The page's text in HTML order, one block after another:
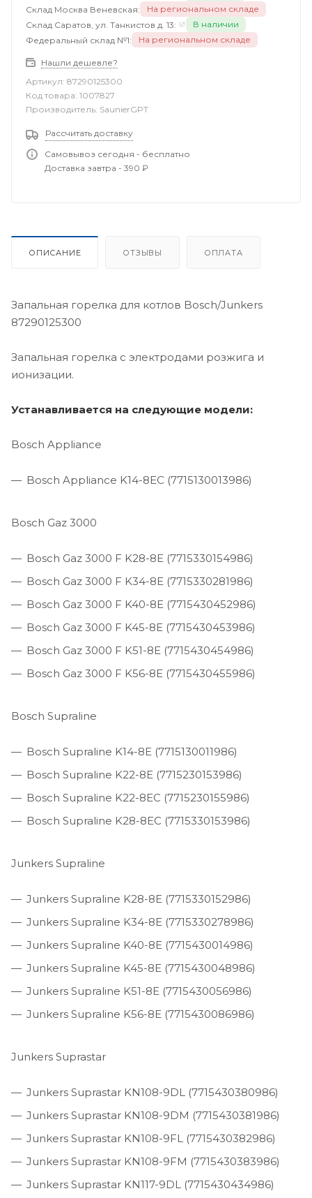
Склад Москва Веневская:
На региональном складе
Склад Саратов, ул. Танкистов д. 13:
В наличии
Федеральный склад №1:
На региональном складе
Нашли дешевле?
Артикул: 87290125300
Код товара: 1007827
Производитель: SaunierGPT
Рассчитать доставку
Самовывоз сегодня - бесплатно
Доставка завтра - 390 ₽
ОПИСАНИЕ ОТЗЫВЫ ОПЛАТА
Запальная горелка для котлов Bosch/Junkers
87290125300
Запальная горелка с электродами розжига и
ионизации.
Устанавливается на следующие модели:
Bosch Appliance
Bosch Appliance K14-8EC (7715130013986)
Bosch Gaz 3000
Bosch Gaz 3000 F K28-8E (7715330154986)
Bosch Gaz 3000 F K34-8E (7715330281986)
Bosch Gaz 3000 F K40-8E (7715430452986)
Bosch Gaz 3000 F K45-8E (7715430453986)
Bosch Gaz 3000 F K51-8E (7715430454986)
Bosch Gaz 3000 F K56-8E (7715430455986)
Bosch Supraline
Bosch Supraline K14-8E (7715130011986)
Bosch Supraline K22-8E (7715230153986)
Bosch Supraline K22-8EC (7715230155986)
Bosch Supraline K28-8EC (7715330153986)
Junkers Supraline
Junkers Supraline K28-8E (7715330152986)
Junkers Supraline K34-8E (7715330278986)
Junkers Supraline K40-8E (7715430014986)
Junkers Supraline K45-8E (7715430048986)
Junkers Supraline K51-8E (7715430056986)
Junkers Supraline K56-8E (7715430086986)
Junkers Suprastar
Junkers Suprastar KN108-9DL (7715430380986)
Junkers Suprastar KN108-9DM (7715430381986)
Junkers Suprastar KN108-9FL (7715430382986)
Junkers Suprastar KN108-9FM (7715430383986)
Junkers Suprastar KN117-9DL (7715430434986)